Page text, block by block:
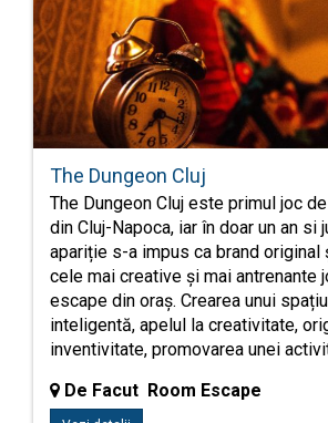
The Dungeon Cluj
The Dungeon Cluj este primul joc
din Cluj-Napoca, iar în doar un an si
apariție s-a impus ca brand original
cele mai creative și mai antrenante
escape din oraș. Crearea unui
inteligentă, apelul la creativitate,
inventivitate, promovarea unei
De Facut Room Escape